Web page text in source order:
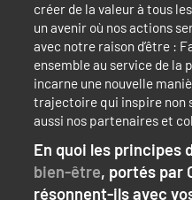
créer de la valeur à tous
un avenir où nos actions
avec notre raison d’être :
ensemble au service de la
incarne une nouvelle
trajectoire qui inspire non
aussi nos partenaires et
En quoi les principes
bien-être, portés par
résonnent-ils avec